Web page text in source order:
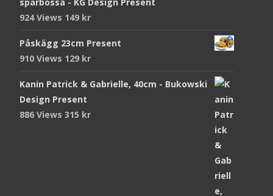
924 Views 149 kr
Påskägg 23cm Present
910 Views 129 kr
Kanin Patrick & Gabrielle, 40cm - Bukowski
Design Present
886 Views 315 kr